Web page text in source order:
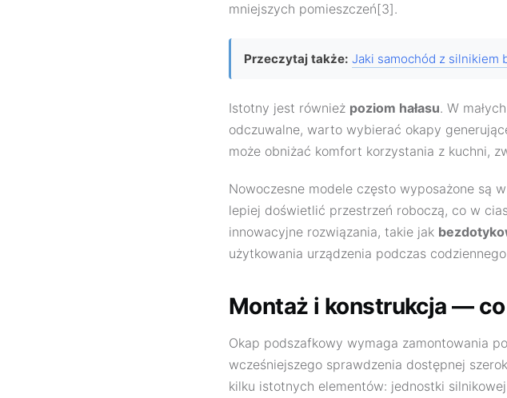
mniejszych pomieszczeń[3].
Przeczytaj także: Jaki samochód z silnikiem
Istotny jest również poziom hałasu. W małych
odczuwalne, warto wybierać okapy
może obniżać komfort korzystania z kuchni,
Nowoczesne modele często wyposażone są w
lepiej doświetlić przestrzeń roboczą, co w
innowacyjne rozwiązania, takie jak
użytkowania urządzenia podczas
Montaż i konstrukcja —
Okap podszafkowy wymaga zamontowania
wcześniejszego sprawdzenia dostępnej
kilku istotnych elementów: jednostki